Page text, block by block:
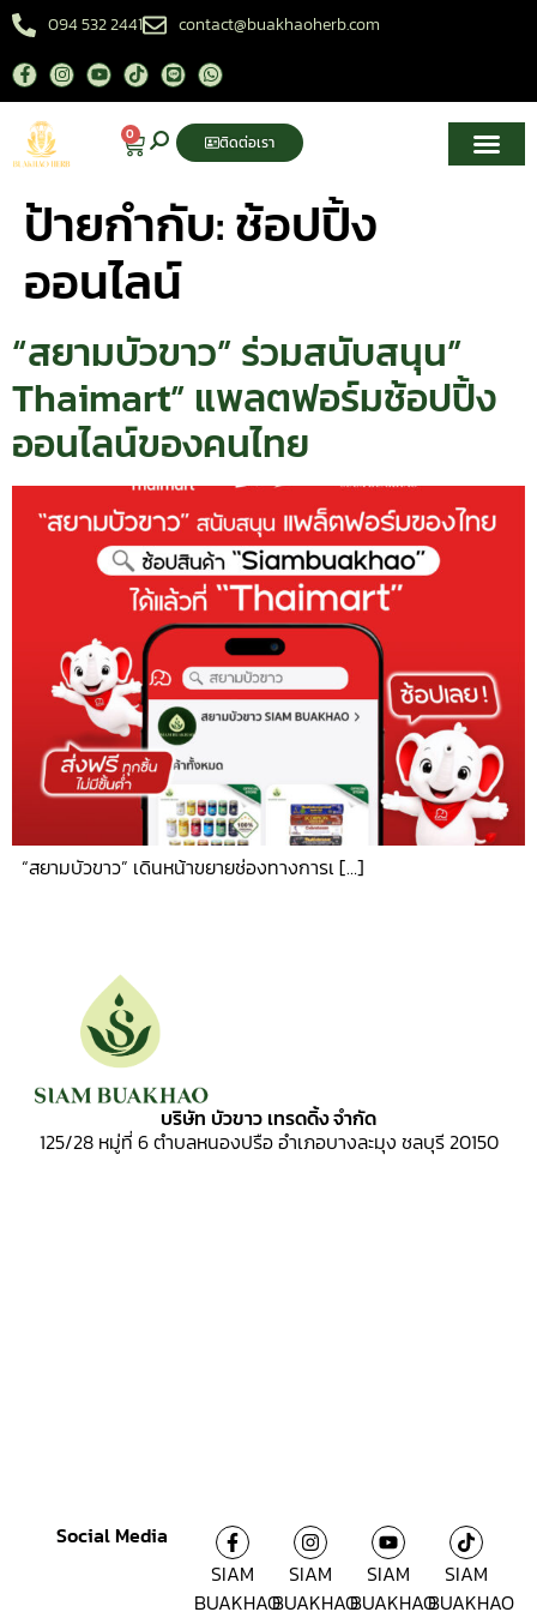
094 532 2441 contact@buakhaoherb.com
0 ติดต่อเรา
ป้ายกำกับ:ช้อปปิ้ง
ออนไลน์
“สยามบัวขาว” ร่วมสนับสนุน”
Thaimart” แพลตฟอร์มช้อปปิ้ง
ออนไลน์ของคนไทย
“สยามบัวขาว” เดินหน้าขยายช่องทางการเ […]
บริษัท บัวขาว เทรดดิ้ง จำกัด
125/28 หมู่ที่ 6ตำบลหนองปรือ อำเภอบางละมุง ชลบุรี 20150
Social Media
SIAM
BUAKHAO
SIAM
BUAKHAO
SIAM
BUAKHAO
SIAM
BUAKHAO